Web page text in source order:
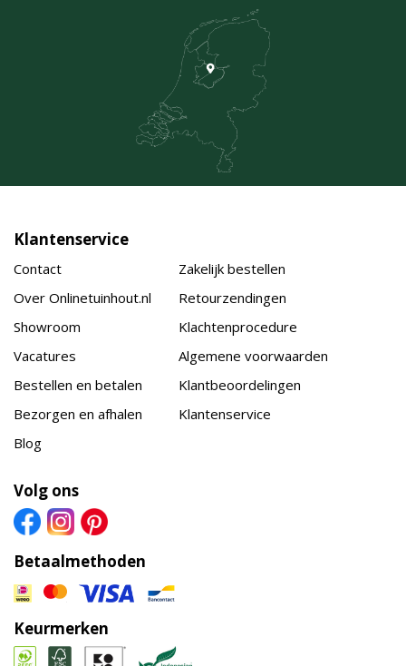
Klantenservice
Contact
Over Onlinetuinhout.nl
Showroom
Vacatures
Bestellen en betalen
Bezorgen en afhalen
Blog
Zakelijk bestellen
Retourzendingen
Klachtenprocedure
Algemene voorwaarden
Klantbeoordelingen
Klantenservice
Volg ons
Betaalmethoden
Keurmerken